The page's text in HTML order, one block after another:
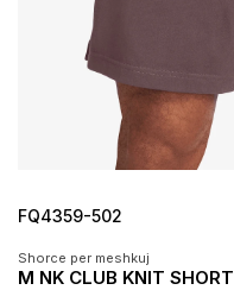
FQ4359-502
Shorce per meshkuj
M NK CLUB KNIT SHORT